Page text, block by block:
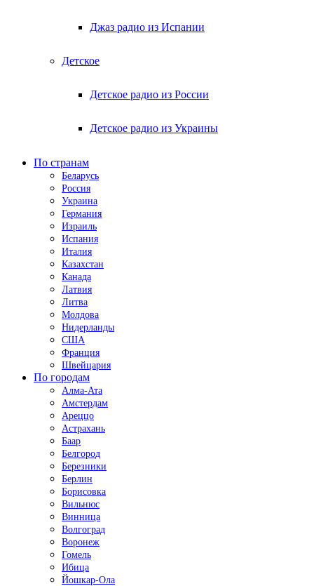
Джаз радио из Испании
Детское
Детское радио из России
Детское радио из Украины
По странам
Беларусь
Россия
Украина
Германия
Израиль
Испания
Италия
Казахстан
Канада
Латвия
Литва
Молдова
Нидерланды
США
Франция
Швейцария
По городам
Алма-Ата
Амстердам
Ареццо
Астрахань
Баар
Белгород
Березники
Берлин
Борисовка
Вильнюс
Винница
Волгоград
Воронеж
Гомель
Ибица
Йошкар-Ола